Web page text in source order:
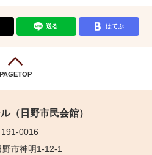
送る はてぶ
PAGETOP
（日野市民会館）
0016
市神明1-12-1